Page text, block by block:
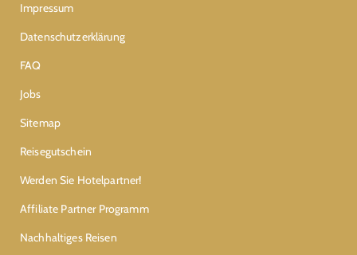
Impressum
Datenschutzerklärung
FAQ
Jobs
Sitemap
Reisegutschein
Werden Sie Hotelpartner!
Affiliate Partner Programm
Nachhaltiges Reisen